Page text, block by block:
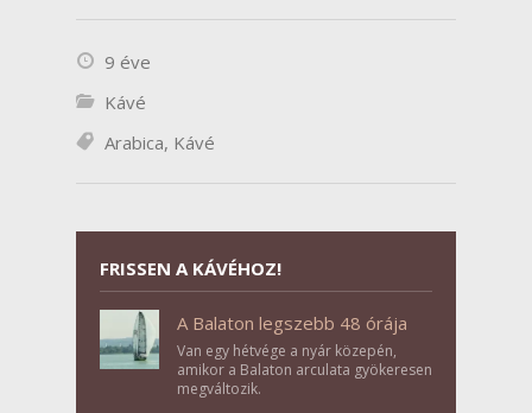
9 éve
Kávé
Arabica, Kávé
FRISSEN A KÁVÉHOZ!
A Balaton legszebb 48 órája
Van egy hétvége a nyár közepén,
amikor a Balaton arculata gyökeresen
megváltozik.